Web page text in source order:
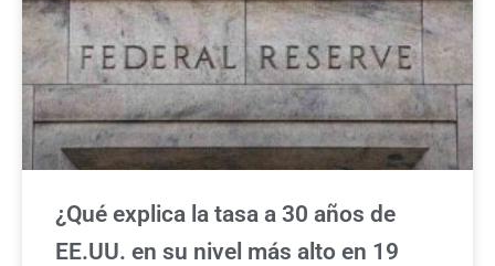
¿Qué explica la tasa a 30 años de
EE.UU. en su nivel más alto en 19